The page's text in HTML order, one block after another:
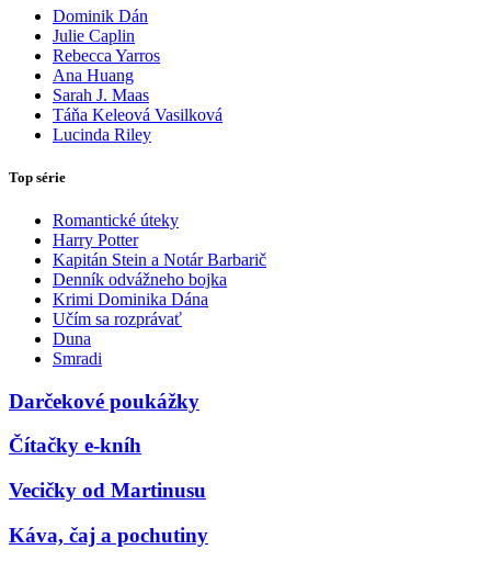
Dominik Dán
Julie Caplin
Rebecca Yarros
Ana Huang
Sarah J. Maas
Táňa Keleová Vasilková
Lucinda Riley
Top série
Romantické úteky
Harry Potter
Kapitán Stein a Notár Barbarič
Denník odvážneho bojka
Krimi Dominika Dána
Učím sa rozprávať
Duna
Smradi
Darčekové poukážky
Čítačky e-kníh
Vecičky od Martinusu
Káva, čaj a pochutiny